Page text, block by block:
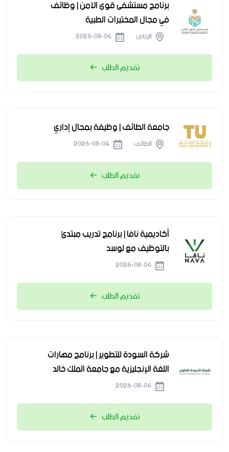
برنامج مستشفى قوى الأمن | وظائف
في مجال المختبرات الطبية
الرياض
تقديم الطلب
جامعة الطائف | وظيفة بمجال إداري
الطائف
تقديم الطلب
أكاديمية نافا | برنامج تدريب مبتدئ
بالتوظيف مع لوسد
تقديم الطلب
شركة السودة للتطوير | برنامج مهارات
اللغة الإنجليزية مع جامعة الملك خالد
تقديم الطلب